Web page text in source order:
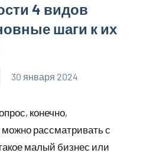
4 видов
шаги к их
30 января 2024
конечно,
рассматривать с
малый бизнес или